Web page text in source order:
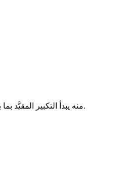
- منه يبدأ التكبير المقيَّد بما بعد الصلوات، ولفظُه مثل لفظ التكبير المطلق في سائر العشر؛ ومن بين الصيغ المأثورة فيه: (الله أكبر، الله أكبر، الله أكبر، لا إله إلا الله، والله أكبر، الله أكبر، ولله الحمد).